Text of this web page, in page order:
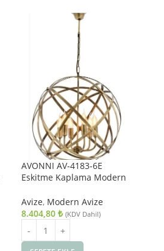
AVONNI AV-4183-6E
Eskitme Kaplama Modern
Avize, Modern Avize
8.404,80₺ (KDV Dahil)